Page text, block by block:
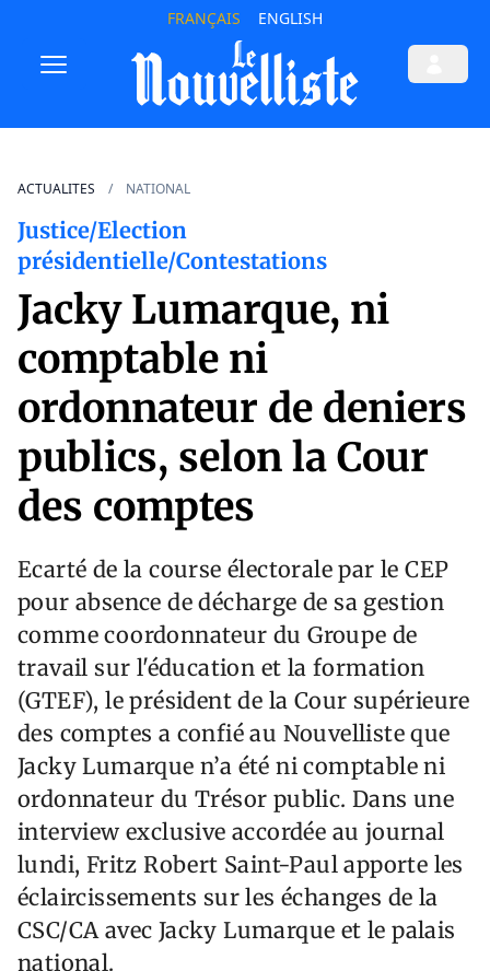
FRANÇAIS ENGLISH
ACTUALITES NATIONAL
Justice/Election
présidentielle/Contestations
Jacky Lumarque, ni
comptable ni
ordonnateur de deniers
publics, selon la Cour
des comptes
Ecarté de la course électorale par le CEP
pour absence de décharge de sa gestion
comme coordonnateur du Groupe de
travail sur l'éducation et la formation
(GTEF), le président de la Cour supérieure
des comptes a confié au Nouvelliste que
Jacky Lumarque n’a été ni comptable ni
ordonnateur du Trésor public. Dans une
interview exclusive accordée au journal
lundi, Fritz Robert Saint-Paul apporte les
éclaircissements sur les échanges de la
CSC/CA avec Jacky Lumarque et le palais
national.